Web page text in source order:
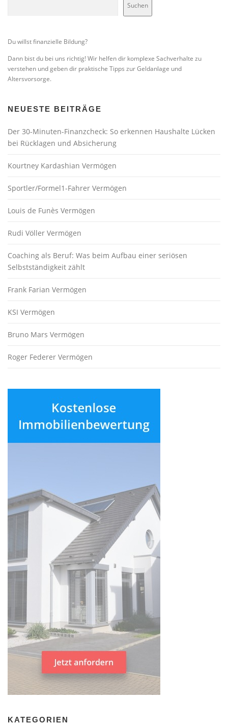
Suchen
Du willst finanzielle Bildung?
Dann bist du bei uns richtig! Wir helfen dir komplexe Sachverhalte zu
verstehen und geben dir praktische Tipps zur Geldanlage und
Altersvorsorge.
NEUESTE BEITRÄGE
Der 30-Minuten-Finanzcheck: So erkennen Haushalte Lücken
bei Rücklagen und Absicherung
Kourtney Kardashian Vermögen
Sportler/Formel1-Fahrer Vermögen
Louis de Funès Vermögen
Rudi Völler Vermögen
Coaching als Beruf: Was beim Aufbau einer seriösen
Selbstständigkeit zählt
Frank Farian Vermögen
KSI Vermögen
Bruno Mars Vermögen
Roger Federer Vermögen
KATEGORIEN